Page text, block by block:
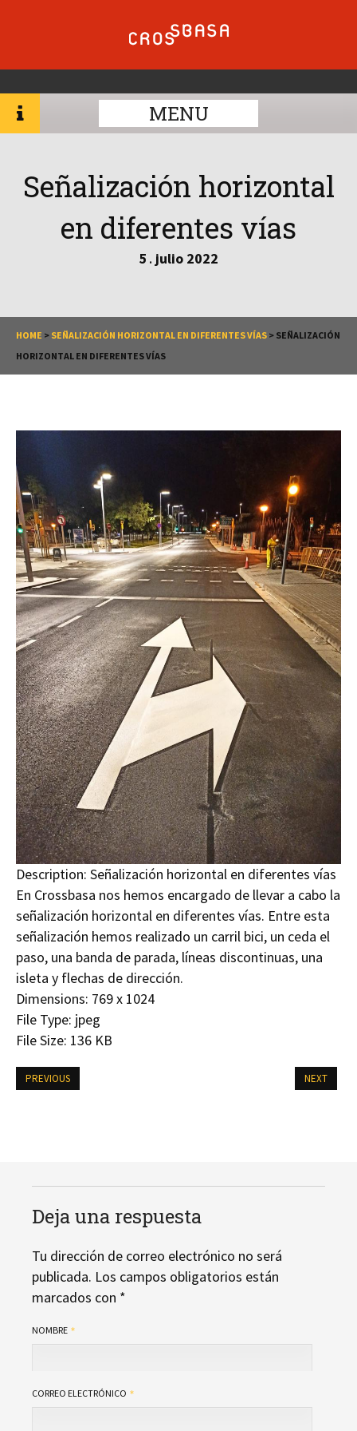
MENU
Señalización horizontal
en diferentes vías
5 . julio 2022
HOME > SEÑALIZACIÓN HORIZONTAL EN DIFERENTES VÍAS > SEÑALIZACIÓN
HORIZONTAL EN DIFERENTES VÍAS
Description: Señalización horizontal en diferentes vías
En Crossbasa nos hemos encargado de llevar a cabo la
señalización horizontal en diferentes vías. Entre esta
señalización hemos realizado un carril bici, un ceda el
paso, una banda de parada, líneas discontinuas, una
isleta y flechas de dirección.
Dimensions: 769 x 1024
File Type: jpeg
File Size: 136 KB
PREVIOUS NEXT
Deja una respuesta
Tu dirección de correo electrónico no será
publicada. Los campos obligatorios están
marcados con *
NOMBRE
CORREO ELECTRÓNICO